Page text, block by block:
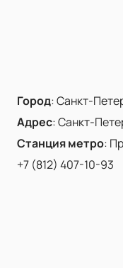
Город:Санкт-
Адрес:Санкт-
Станция метро:
+7 (812) 407-10-93